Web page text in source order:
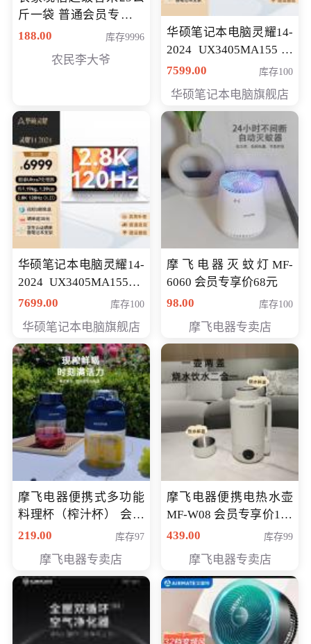
斤一袋 普通会员专享价
格178元
188.00 库存9996
农民李大爷
华硕笔记本电脑灵耀14-
2024 UX3405MA155冰
川银 oled 智慧轻薄本 会
7599.00 库存100
华硕笔记本电脑旗舰店
华硕笔记本电脑灵耀14-
2024 UX3405MA155夜
空蓝 oled 智慧轻薄本 会
7699.00 库存100
华硕笔记本电脑旗舰店
摩飞电器灭蚊灯MF-
6060 会员专享价68元
98.00
库存100
摩飞电器专卖店
摩飞电器便携式多功能
料理杯（榨汁杯） 会员
专享价118元
219.00 库存97
摩飞电器专卖店
摩飞电器便携电热水壶
MF-W08 会员专享价198
元
439.00 库存99
摩飞电器专卖店